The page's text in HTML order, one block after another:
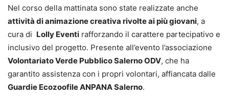
Nel corso della mattinata sono state realizzate anche
attività di animazione creativa rivolte ai più giovani, a
cura di Lolly Eventi rafforzando il carattere partecipativo e
inclusivo del progetto. Presente all’evento l’associazione
Volontariato Verde Pubblico Salerno ODV, che ha
garantito assistenza con i propri volontari, affiancata dalle
Guardie Ecozoofile ANPANA Salerno.